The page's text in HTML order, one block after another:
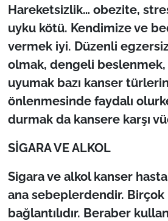
Hareketsizlik… obezite,
uyku kötü. Kendimize ve
vermek iyi. Düzenli
olmak, dengeli beslenmek,
uyumak bazı kanser
önlenmesinde faydalı
durmak da kansere karşı
SİGARA VE ALKOL
Sigara ve alkol kanser
ana sebeplerdendir.
bağlantılıdır. Beraber